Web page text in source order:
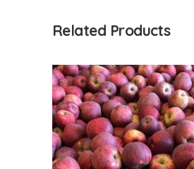
Related Products